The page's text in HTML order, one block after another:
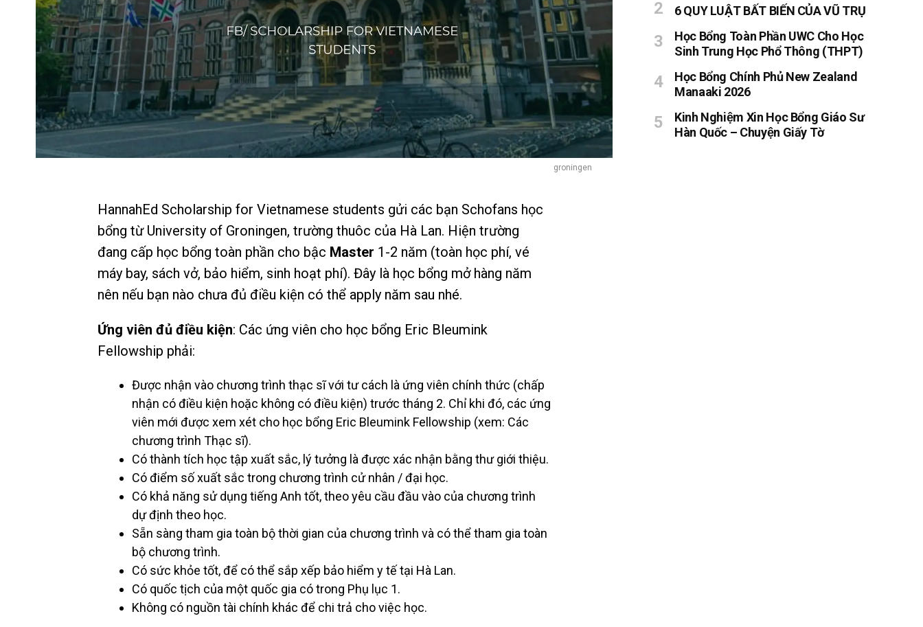
groningen
HannahEd Scholarship for Vietnamese students gửi các bạn Schofans học
bổng từ University of Groningen, trường thuôc của Hà Lan. Hiện trường
đang cấp học bổng toàn phần cho bậc Master 1-2 năm (toàn học phí, vé
máy bay, sách vở, bảo hiểm, sinh hoạt phí). Đây là học bổng mở hàng năm
nên nếu bạn nào chưa đủ điều kiện có thể apply năm sau nhé.
Ứng viên đủ điều kiện: Các ứng viên cho học bổng Eric Bleumink
Fellowship phải:
Được nhận vào chương trình thạc sĩ với tư cách là ứng viên chính thức (chấp
nhận có điều kiện hoặc không có điều kiện) trước tháng 2. Chỉ khi đó, các ứng
viên mới được xem xét cho học bổng Eric Bleumink Fellowship (xem: Các
chương trình Thạc sĩ).
Có thành tích học tập xuất sắc, lý tưởng là được xác nhận bằng thư giới thiệu.
Có điểm số xuất sắc trong chương trình cử nhân / đại học.
Có khả năng sử dụng tiếng Anh tốt, theo yêu cầu đầu vào của chương trình
dự định theo học.
Sẵn sàng tham gia toàn bộ thời gian của chương trình và có thể tham gia toàn
bộ chương trình.
Có sức khỏe tốt, để có thể sắp xếp bảo hiểm y tế tại Hà Lan.
Có quốc tịch của một quốc gia có trong Phụ lục 1.
Không có nguồn tài chính khác để chi trả cho việc học.
6 QUY LUẬT BẤT BIẾN CỦA VŨ TRỤ
Học Bổng Toàn Phần UWC Cho Học
Sinh Trung Học Phổ Thông (THPT)
Học Bổng Chính Phủ New Zealand
Manaaki 2026
Kinh Nghiệm Xin Học Bổng Giáo Sư
Hàn Quốc – Chuyện Giấy Tờ